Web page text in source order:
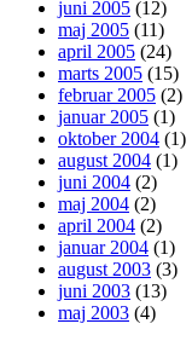
juni 2005 (12)
maj 2005 (11)
april 2005 (24)
marts 2005 (15)
februar 2005 (2)
januar 2005 (1)
oktober 2004 (1)
august 2004 (1)
juni 2004 (2)
maj 2004 (2)
april 2004 (2)
januar 2004 (1)
august 2003 (3)
juni 2003 (13)
maj 2003 (4)